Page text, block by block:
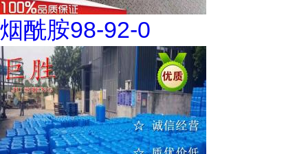
烟酰胺98-92-0